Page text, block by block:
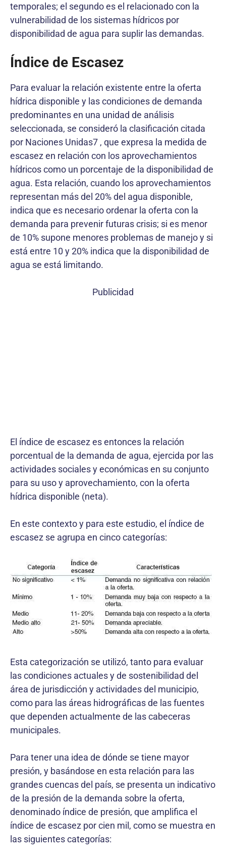
temporales; el segundo es el relacionado con la
vulnerabilidad de los sistemas hídricos por
disponibilidad de agua para suplir las demandas.
Índice de Escasez
Para evaluar la relación existente entre la oferta
hídrica disponible y las condiciones de demanda
predominantes en una unidad de análisis
seleccionada, se consideró la clasificación citada
por Naciones Unidas7 , que expresa la medida de
escasez en relación con los aprovechamientos
hídricos como un porcentaje de la disponibilidad de
agua. Esta relación, cuando los aprovechamientos
representan más del 20% del agua disponible,
indica que es necesario ordenar la oferta con la
demanda para prevenir futuras crisis; si es menor
de 10% supone menores problemas de manejo y si
está entre 10 y 20% indica que la disponibilidad de
agua se está limitando.
Publicidad
El índice de escasez es entonces la relación
porcentual de la demanda de agua, ejercida por las
actividades sociales y económicas en su conjunto
para su uso y aprovechamiento, con la oferta
hídrica disponible (neta).
En este contexto y para este estudio, el índice de
escasez se agrupa en cinco categorías:
Esta categorización se utilizó, tanto para evaluar
las condiciones actuales y de sostenibilidad del
área de jurisdicción y actividades del municipio,
como para las áreas hidrográficas de las fuentes
que dependen actualmente de las cabeceras
municipales.
Para tener una idea de dónde se tiene mayor
presión, y basándose en esta relación para las
grandes cuencas del país, se presenta un indicativo
de la presión de la demanda sobre la oferta,
denominado índice de presión, que amplifica el
índice de escasez por cien mil, como se muestra en
las siguientes categorías: